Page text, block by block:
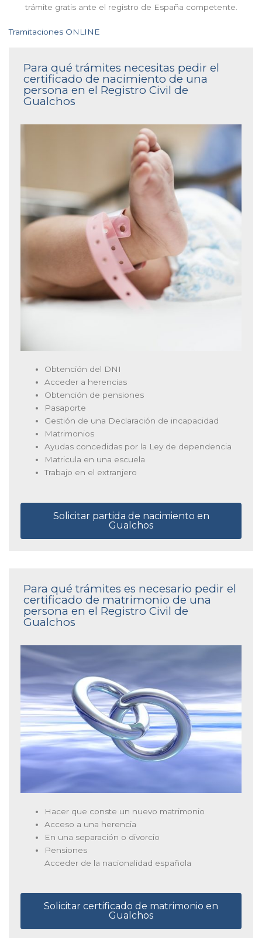
trámite gratis ante el registro de España competente.
Tramitaciones ONLINE
Para qué trámites necesitas pedir el
certificado de nacimiento de una
persona en el Registro Civil de
Gualchos
Obtención del DNI
Acceder a herencias
Obtención de pensiones
Pasaporte
Gestión de una Declaración de incapacidad
Matrimonios
Ayudas concedidas por la Ley de dependencia
Matricula en una escuela
Trabajo en el extranjero
Solicitar partida de nacimiento en
Gualchos
Para qué trámites es necesario pedir el
certificado de matrimonio de una
persona en el Registro Civil de
Gualchos
Hacer que conste un nuevo matrimonio
Acceso a una herencia
En una separación o divorcio
Pensiones
Acceder de la nacionalidad española
Solicitar certificado de matrimonio en
Gualchos